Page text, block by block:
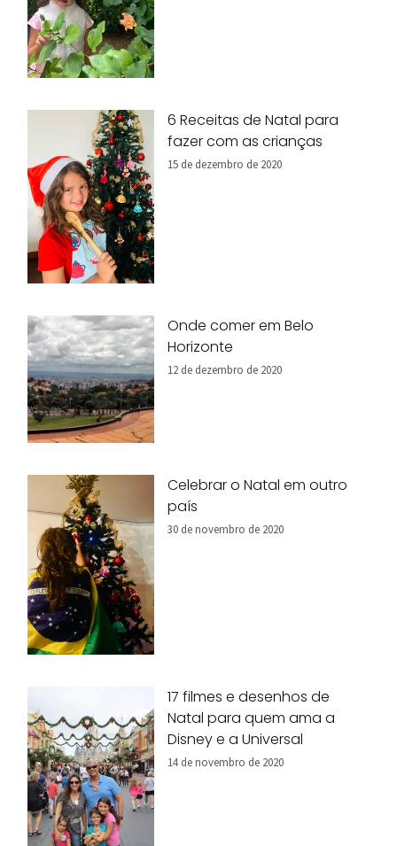
6 Receitas de Natal para
fazer com as crianças
15 de dezembro de 2020
Onde comer em Belo
Horizonte
12 de dezembro de 2020
Celebrar o Natal em outro
país
30 de novembro de 2020
17 filmes e desenhos de
Natal para quem ama a
Disney e a Universal
14 de novembro de 2020